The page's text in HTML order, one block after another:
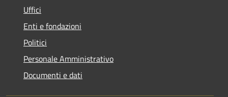
Uffici
Enti e fondazioni
Politici
Personale Amministrativo
Documenti e dati